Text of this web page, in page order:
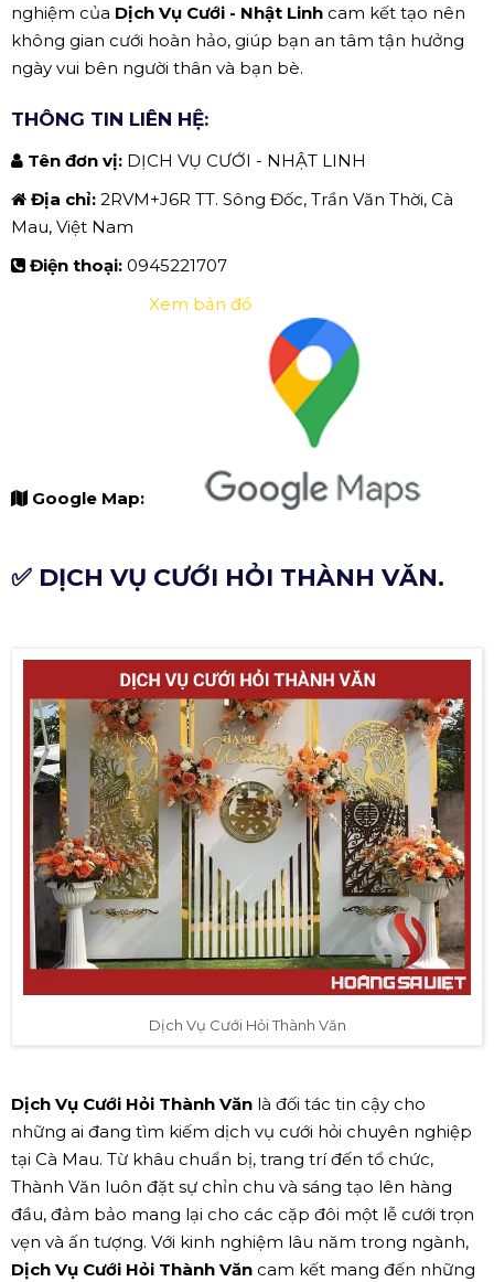
nghiệm của Dịch Vụ Cưới - Nhật Linh cam kết tạo nên
không gian cưới hoàn hảo, giúp bạn an tâm tận hưởng
ngày vui bên người thân và bạn bè.
THÔNG TIN LIÊN HỆ:
Tên đơn vị: DỊCH VỤ CƯỚI - NHẬT LINH
Địa chỉ: 2RVM+J6R TT. Sông Đốc, Trần Văn Thời, Cà
Mau, Việt Nam
Điện thoại: 0945221707
Google Map:
Xem bản đồ
✅ DỊCH VỤ CƯỚI HỎI THÀNH VĂN.
Dịch Vụ Cưới Hỏi Thành Văn
Dịch Vụ Cưới Hỏi Thành Văn là đối tác tin cậy cho
những ai đang tìm kiếm dịch vụ cưới hỏi chuyên nghiệp
tại Cà Mau. Từ khâu chuẩn bị, trang trí đến tổ chức,
Thành Văn luôn đặt sự chỉn chu và sáng tạo lên hàng
đầu, đảm bảo mang lại cho các cặp đôi một lễ cưới trọn
vẹn và ấn tượng. Với kinh nghiệm lâu năm trong ngành,
Dịch Vụ Cưới Hỏi Thành Văn cam kết mang đến những